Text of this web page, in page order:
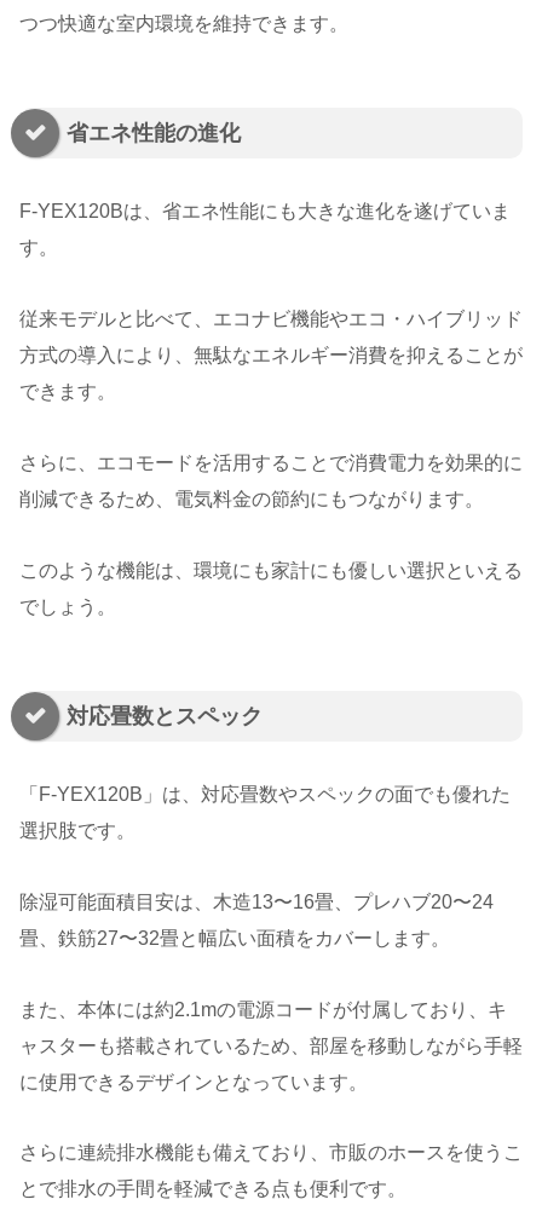
つつ快適な室内環境を維持できます。
省エネ性能の進化
F-YEX120Bは、省エネ性能にも大きな進化を遂げていま
す。
従来モデルと比べて、エコナビ機能やエコ・ハイブリッド
方式の導入により、無駄なエネルギー消費を抑えることが
できます。
さらに、エコモードを活用することで消費電力を効果的に
削減できるため、電気料金の節約にもつながります。
このような機能は、環境にも家計にも優しい選択といえる
でしょう。
対応畳数とスペック
「F-YEX120B」は、対応畳数やスペックの面でも優れた
選択肢です。
除湿可能面積目安は、木造13〜16畳、プレハブ20〜24
畳、鉄筋27〜32畳と幅広い面積をカバーします。
また、本体には約2.1mの電源コードが付属しており、キ
ャスターも搭載されているため、部屋を移動しながら手軽
に使用できるデザインとなっています。
さらに連続排水機能も備えており、市販のホースを使うこ
とで排水の手間を軽減できる点も便利です。